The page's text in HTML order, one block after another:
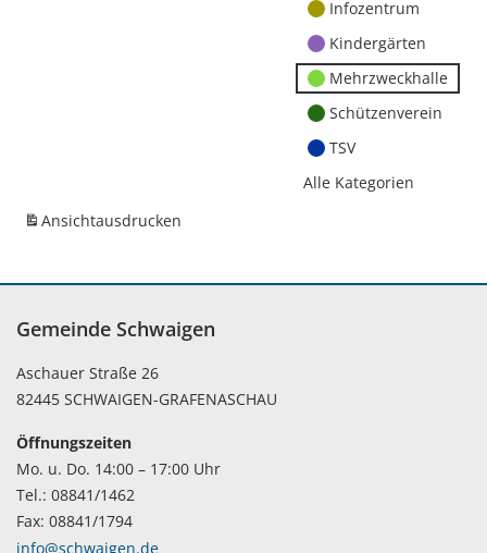
Infozentrum
Kindergärten
Mehrzweckhalle
Schützenverein
TSV
Alle Kategorien
Ansichtausdrucken
Gemeinde Schwaigen
Aschauer Straße 26
82445 SCHWAIGEN-GRAFENASCHAU
Öffnungszeiten
Mo. u. Do. 14:00 – 17:00 Uhr
Tel.: 08841/1462
Fax: 08841/1794
info@schwaigen.de